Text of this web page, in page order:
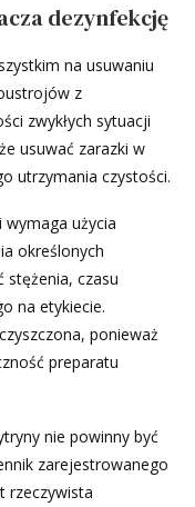
dezynfekcję
na usuwaniu
z
zwykłych sytuacji
usuwać zarazki w
utrzymania czystości.
użycia
określonych
stężenia, czasu
na etykiecie.
ponieważ
preparatu
nie powinny być
zarejestrowanego
rzeczywista